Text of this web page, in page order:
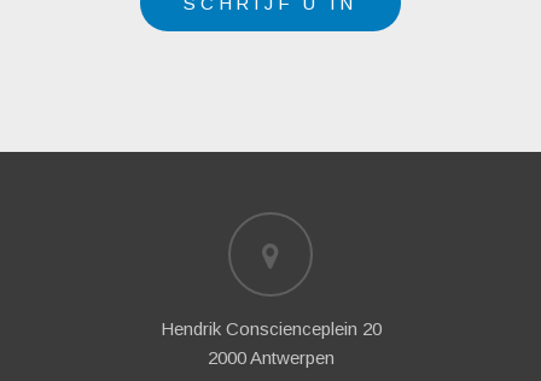
Hendrik Conscienceplein 20
2000 Antwerpen